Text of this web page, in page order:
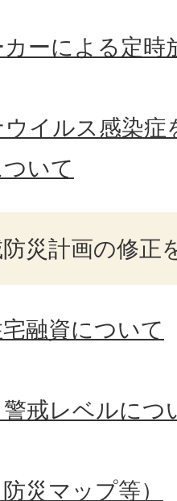
ーによる定時
イルス感染症
いて
災計画の修正
融資について
戒レベルにつ
災マップ等）